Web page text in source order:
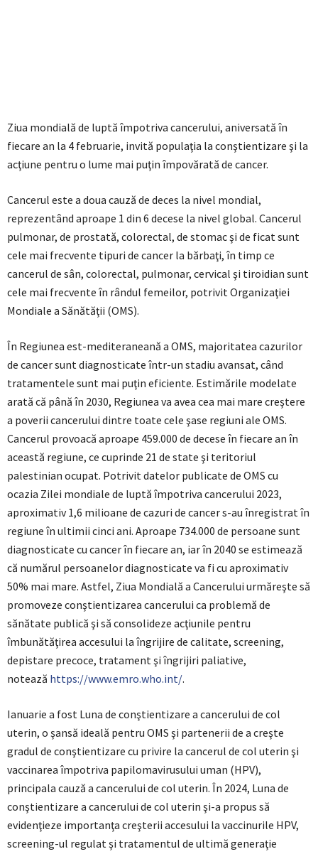
Ziua mondială de luptă împotriva cancerului, aniversată în
fiecare an la 4 februarie, invită populaţia la conştientizare şi la
acţiune pentru o lume mai puţin împovărată de cancer.
Cancerul este a doua cauză de deces la nivel mondial,
reprezentând aproape 1 din 6 decese la nivel global. Cancerul
pulmonar, de prostată, colorectal, de stomac şi de ficat sunt
cele mai frecvente tipuri de cancer la bărbaţi, în timp ce
cancerul de sân, colorectal, pulmonar, cervical şi tiroidian sunt
cele mai frecvente în rândul femeilor, potrivit Organizaţiei
Mondiale a Sănătăţii (OMS).
În Regiunea est-mediteraneană a OMS, majoritatea cazurilor
de cancer sunt diagnosticate într-un stadiu avansat, când
tratamentele sunt mai puţin eficiente. Estimările modelate
arată că până în 2030, Regiunea va avea cea mai mare creştere
a poverii cancerului dintre toate cele şase regiuni ale OMS.
Cancerul provoacă aproape 459.000 de decese în fiecare an în
această regiune, ce cuprinde 21 de state şi teritoriul
palestinian ocupat. Potrivit datelor publicate de OMS cu
ocazia Zilei mondiale de luptă împotriva cancerului 2023,
aproximativ 1,6 milioane de cazuri de cancer s-au înregistrat în
regiune în ultimii cinci ani. Aproape 734.000 de persoane sunt
diagnosticate cu cancer în fiecare an, iar în 2040 se estimează
că numărul persoanelor diagnosticate va fi cu aproximativ
50% mai mare. Astfel, Ziua Mondială a Cancerului urmăreşte să
promoveze conştientizarea cancerului ca problemă de
sănătate publică şi să consolideze acţiunile pentru
îmbunătăţirea accesului la îngrijire de calitate, screening,
depistare precoce, tratament şi îngrijiri paliative,
notează https://www.emro.who.int/.
Ianuarie a fost Luna de conştientizare a cancerului de col
uterin, o şansă ideală pentru OMS şi partenerii de a creşte
gradul de conştientizare cu privire la cancerul de col uterin şi
vaccinarea împotriva papilomavirusului uman (HPV),
principala cauză a cancerului de col uterin. În 2024, Luna de
conştientizare a cancerului de col uterin şi-a propus să
evidenţieze importanţa creşterii accesului la vaccinurile HPV,
screening-ul regulat şi tratamentul de ultimă generaţie